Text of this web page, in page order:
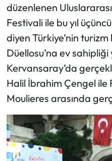
düzenlenen
Festivali ile bu yıl
diyen Türkiye’nin
Düellosu’na ev sahipliği
Kervansaray’da
Halil İbrahim Çengel ile
Moulieres arasında